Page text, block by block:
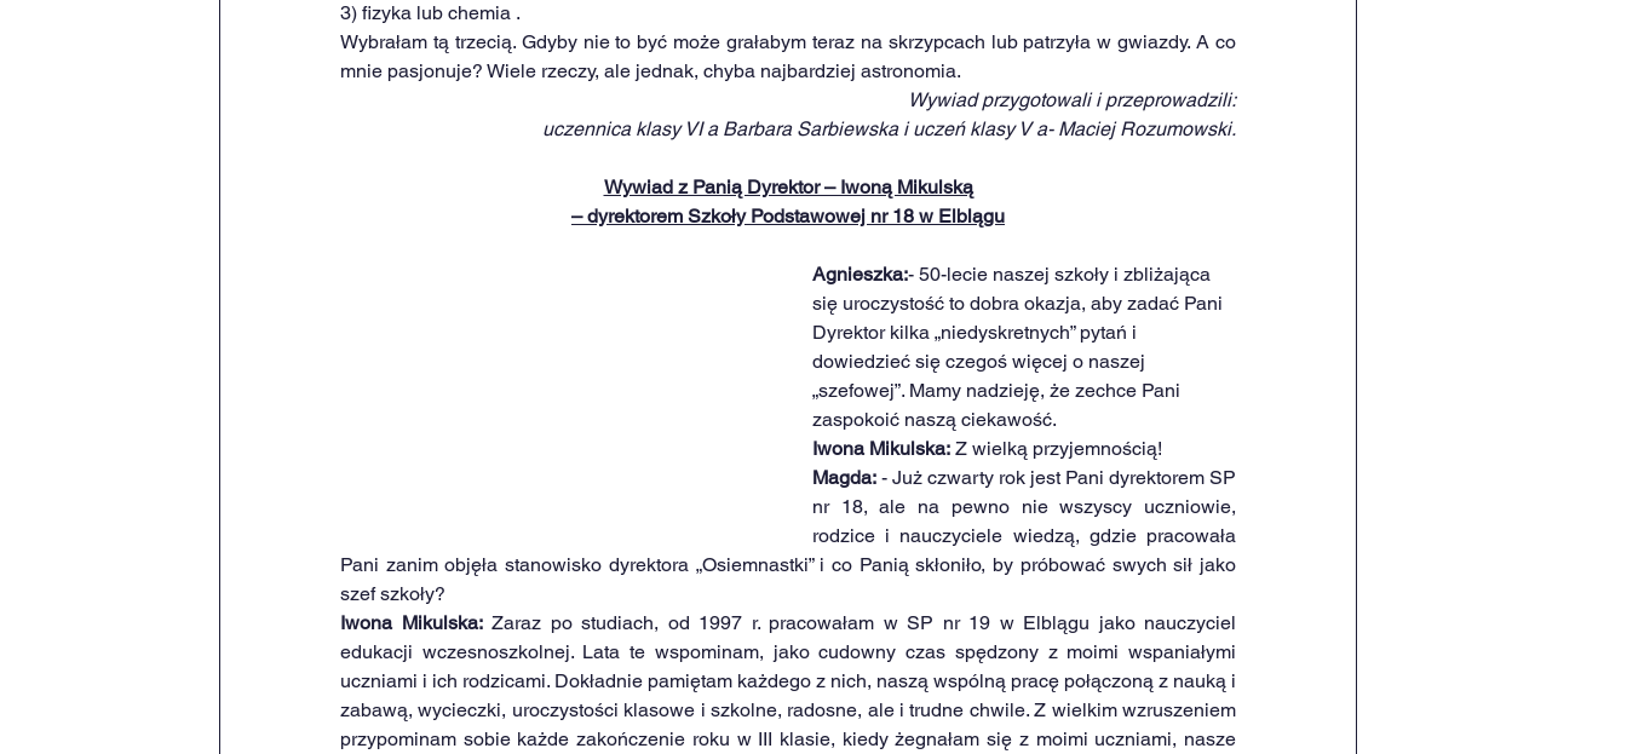
3) fizyka lub chemia .
Wybrałam tą trzecią. Gdyby nie to być może grałabym teraz na skrzypcach lub patrzyła w gwiazdy. A co
mnie pasjonuje? Wiele rzeczy, ale jednak, chyba najbardziej astronomia.
Wywiad przygotowali i przeprowadzili:
uczennica klasy VI a Barbara Sarbiewska i uczeń klasy V a- Maciej Rozumowski.
Wywiad z Panią Dyrektor – Iwoną Mikulską
– dyrektorem Szkoły Podstawowej nr 18 w Elblągu
Agnieszka:- 50-lecie naszej szkoły i zbliżająca
się uroczystość to dobra okazja, aby zadać Pani
Dyrektor kilka „niedyskretnych” pytań i
dowiedzieć się czegoś więcej o naszej
„szefowej”. Mamy nadzieję, że zechce Pani
zaspokoić naszą ciekawość.
Iwona Mikulska: Z wielką przyjemnością!
Magda: - Już czwarty rok jest Pani dyrektorem SP
nr 18, ale na pewno nie wszyscy uczniowie,
rodzice i nauczyciele wiedzą, gdzie pracowała
Pani zanim objęła stanowisko dyrektora „Osiemnastki” i co Panią skłoniło, by próbować swych sił jako
szef szkoły?
Iwona Mikulska: Zaraz po studiach, od 1997 r. pracowałam w SP nr 19 w Elblągu jako nauczyciel
edukacji wczesnoszkolnej. Lata te wspominam, jako cudowny czas spędzony z moimi wspaniałymi
uczniami i ich rodzicami. Dokładnie pamiętam każdego z nich, naszą wspólną pracę połączoną z nauką i
zabawą, wycieczki, uroczystości klasowe i szkolne, radosne, ale i trudne chwile. Z wielkim wzruszeniem
przypominam sobie każde zakończenie roku w III klasie, kiedy żegnałam się z moimi uczniami, nasze